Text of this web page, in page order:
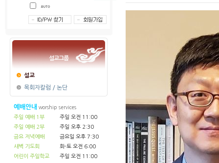
설교그룹
설교
목회자칼럼 / 논단
예배안내 worship services
주일 예배 1부
주일 오전 11:00
주일 예배 2부
주일 오후 2:30
금요 저녁예배
금요일 오후 7:30
새벽 기도회
화-토 오전 6:00
어린이 주일학교
주일 오전 11:00